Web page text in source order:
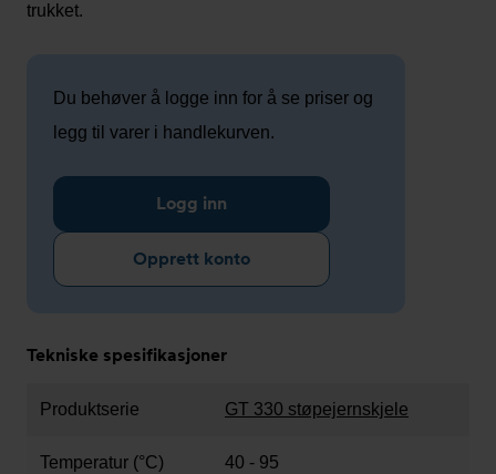
trukket.
Du behøver å logge inn for å se priser og
legg til varer i handlekurven.
Logg inn
Opprett konto
Tekniske spesifikasjoner
Produktserie GT 330 støpejernskjele
Temperatur (°C) 40 - 95